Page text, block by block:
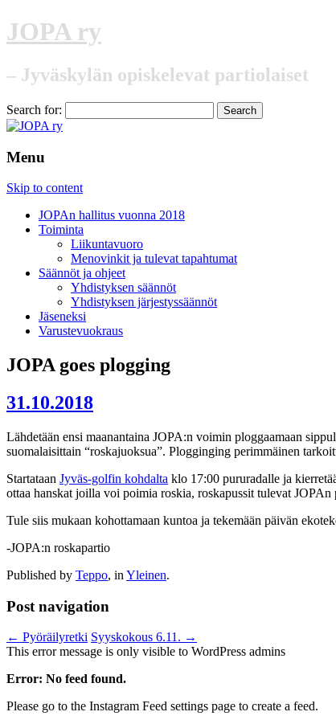
JOPA ry
– Jyväskylän opiskelevat partiolaiset
Search for:
Menu
Skip to content
JOPAn hallitus vuonna 2018
Toiminta
Liikuntavuoro
Menovinkit ja tulevat tapahtumat
Säännöt ja ohjeet
Yhdistyksen säännöt
Yhdistyksen järjestyssäännöt
Jäseneksi
Varustevuokraus
JOPA goes plogging
31.10.2018
Lähdetään ensi maanantaina JOPA:n voimin ploggaamaan
suomalaisittain “roskajuoksua”. Plogginging perimmäinen
Startataan Jyväs-golfin kohdalta klo 17:00 pururadalle ja
ottaa hanskat joilla voi poimia roskia, roskapussit tulevat JOPAn
Tule siis mukaan kohottamaan kuntoa ja tekemään päivän
-JOPA:n roskapartio
Published by Teppo, in Yleinen.
Post navigation
← Pyöräilyretki Syyskokous 6.11. →
This error message is only visible to WordPress admins
Error: No feed found.
Please go to the Instagram Feed settings page to create a feed.